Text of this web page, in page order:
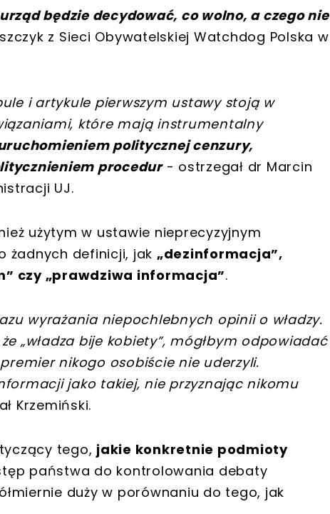
będzie decydować, co wolno, a czego nie
z Sieci Obywatelskiej Watchdog Polska w
i artykule pierwszym ustawy stoją w
które mają instrumentalny
politycznej cenzury,
procedur- ostrzegał dr Marcin
UJ.
użytym w ustawie nieprecyzyjnym
żadnych definicji, jak „dezinformacja”,
czy „prawdziwa informacja”.
wyrażania niepochlebnych opinii o władzy.
„władza bije kobiety”, mógłbym odpowiadać
nikogo osobiście nie uderzyli.
jako takiej, nie przyznając nikomu
Krzemiński.
tego, jakie konkretnie podmioty
państwa do kontrolowania debaty
duży w porównaniu do tego, jak